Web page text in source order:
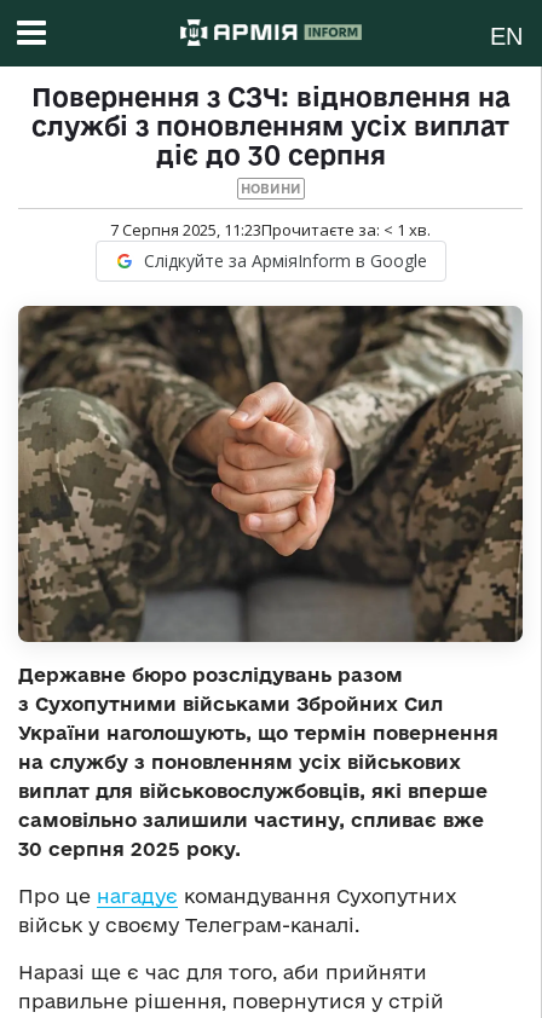
EN
Повернення з СЗЧ: відновлення на
службі з поновленням усіх виплат
діє до 30 серпня
НОВИНИ
7 Серпня 2025, 11:23Прочитаєте за: < 1 хв.
Слідкуйте за АрміяInform в Google
Державне бюро розслідувань разом
з Сухопутними військами Збройних Сил
України наголошують, що термін повернення
на службу з поновленням усіх військових
виплат для військовослужбовців, які вперше
самовільно залишили частину, спливає вже
30 серпня 2025 року.
Про це нагадує командування Сухопутних
військ у своєму Телеграм-каналі.
Наразі ще є час для того, аби прийняти
правильне рішення, повернутися у стрій